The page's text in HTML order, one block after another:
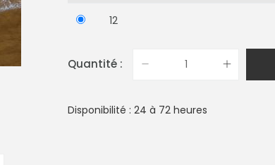
12
Quantité :
Disponibilité : 24 à 72 heures